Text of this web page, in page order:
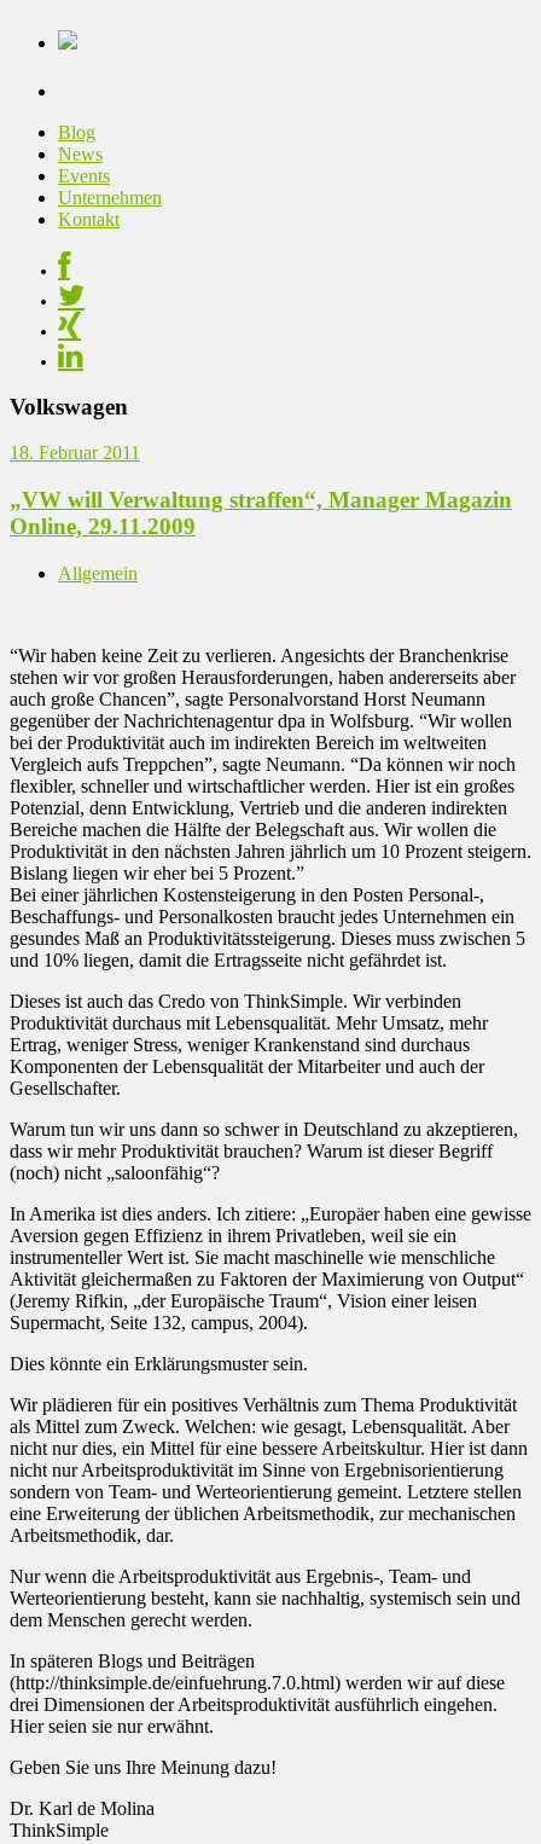
Blog
News
Events
Unternehmen
Kontakt
Volkswagen
18. Februar 2011
„VW will Verwaltung straffen“, Manager Magazin
Online, 29.11.2009
Allgemein
“Wir haben keine Zeit zu verlieren. Angesichts der Branchenkrise
stehen wir vor großen Herausforderungen, haben andererseits aber
auch große Chancen”, sagte Personalvorstand Horst Neumann
gegenüber der Nachrichtenagentur dpa in Wolfsburg. “Wir wollen
bei der Produktivität auch im indirekten Bereich im weltweiten
Vergleich aufs Treppchen”, sagte Neumann. “Da können wir noch
flexibler, schneller und wirtschaftlicher werden. Hier ist ein großes
Potenzial, denn Entwicklung, Vertrieb und die anderen indirekten
Bereiche machen die Hälfte der Belegschaft aus. Wir wollen die
Produktivität in den nächsten Jahren jährlich um 10 Prozent steigern.
Bislang liegen wir eher bei 5 Prozent.”
Bei einer jährlichen Kostensteigerung in den Posten Personal-,
Beschaffungs- und Personalkosten braucht jedes Unternehmen ein
gesundes Maß an Produktivitätssteigerung. Dieses muss zwischen 5
und 10% liegen, damit die Ertragsseite nicht gefährdet ist.
Dieses ist auch das Credo von ThinkSimple. Wir verbinden
Produktivität durchaus mit Lebensqualität. Mehr Umsatz, mehr
Ertrag, weniger Stress, weniger Krankenstand sind durchaus
Komponenten der Lebensqualität der Mitarbeiter und auch der
Gesellschafter.
Warum tun wir uns dann so schwer in Deutschland zu akzeptieren,
dass wir mehr Produktivität brauchen? Warum ist dieser Begriff
(noch) nicht „saloonfähig“?
In Amerika ist dies anders. Ich zitiere: „Europäer haben eine gewisse
Aversion gegen Effizienz in ihrem Privatleben, weil sie ein
instrumenteller Wert ist. Sie macht maschinelle wie menschliche
Aktivität gleichermaßen zu Faktoren der Maximierung von Output“
(Jeremy Rifkin, „der Europäische Traum“, Vision einer leisen
Supermacht, Seite 132, campus, 2004).
Dies könnte ein Erklärungsmuster sein.
Wir plädieren für ein positives Verhältnis zum Thema Produktivität
als Mittel zum Zweck. Welchen: wie gesagt, Lebensqualität. Aber
nicht nur dies, ein Mittel für eine bessere Arbeitskultur. Hier ist dann
nicht nur Arbeitsproduktivität im Sinne von Ergebnisorientierung
sondern von Team- und Werteorientierung gemeint. Letztere stellen
eine Erweiterung der üblichen Arbeitsmethodik, zur mechanischen
Arbeitsmethodik, dar.
Nur wenn die Arbeitsproduktivität aus Ergebnis-, Team- und
Werteorientierung besteht, kann sie nachhaltig, systemisch sein und
dem Menschen gerecht werden.
In späteren Blogs und Beiträgen
(http://thinksimple.de/einfuehrung.7.0.html) werden wir auf diese
drei Dimensionen der Arbeitsproduktivität ausführlich eingehen.
Hier seien sie nur erwähnt.
Geben Sie uns Ihre Meinung dazu!
Dr. Karl de Molina
ThinkSimple